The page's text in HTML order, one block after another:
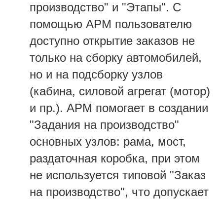
производство" и "Этапы". С
помощью АРМ пользователю
доступно открытие заказов не
только на сборку автомобилей,
но и на подсборку узлов
(кабина, силовой агрегат (мотор)
и пр.). АРМ помогает в создании
"Задания на производство"
основных узлов: рама, мост,
раздаточная коробка, при этом
не используется типовой "Заказ
на производство", что допускает